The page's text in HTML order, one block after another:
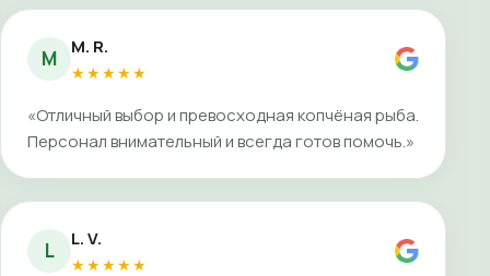
M M. R.
★★★★★
«Отличный выбор и превосходная копчёная рыба.
Персонал внимательный и всегда готов помочь.»
L L. V.
★★★★★